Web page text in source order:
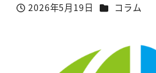
投稿日
2026年5月19日 カテゴリー
コラム